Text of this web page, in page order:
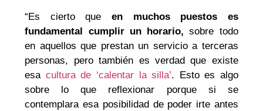
“Es cierto que en muchos puestos es
fundamental cumplir un horario, sobre todo
en aquellos que prestan un servicio a terceras
personas, pero también es verdad que existe
esa cultura de ‘calentar la silla’. Esto es algo
sobre lo que reflexionar porque si se
contemplara esa posibilidad de poder irte antes